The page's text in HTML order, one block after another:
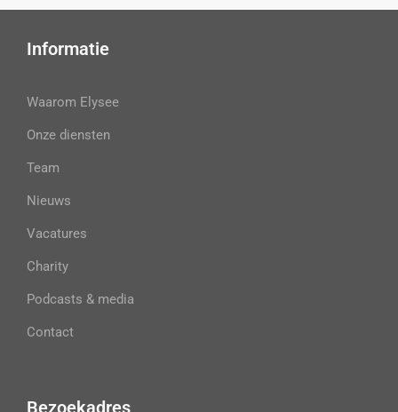
Informatie
Waarom Elysee
Onze diensten
Team
Nieuws
Vacatures
Charity
Podcasts & media
Contact
Bezoekadres